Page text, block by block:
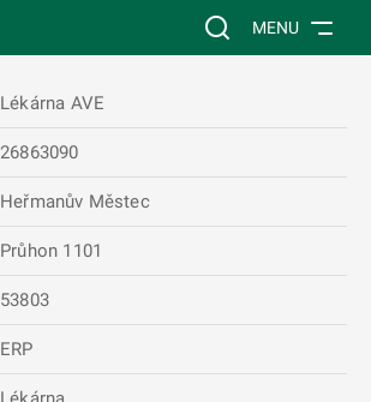
Vyhledávání na
MENU
Lékárna AVE
26863090
Heřmanův Městec
Průhon 1101
53803
ERP